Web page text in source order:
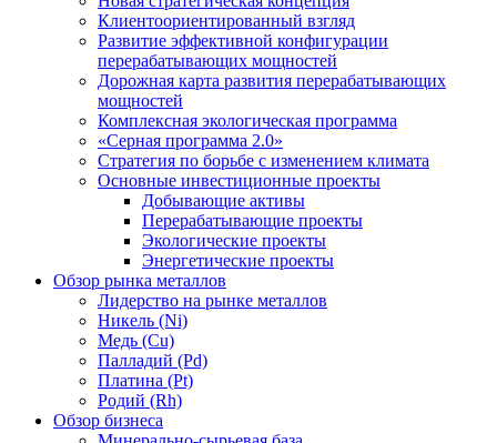
Клиентоориентированный взгляд
Развитие эффективной конфигурации
перерабатывающих мощностей
Дорожная карта развития перерабатывающих
мощностей
Комплексная экологическая программа
«Серная программа 2.0»
Стратегия по борьбе с изменением климата
Основные инвестиционные проекты
Добывающие активы
Перерабатывающие проекты
Экологические проекты
Энергетические проекты
Обзор рынка металлов
Лидерство на рынке металлов
Никель (Ni)
Медь (Cu)
Палладий (Pd)
Платина (Pt)
Родий (Rh)
Обзор бизнеса